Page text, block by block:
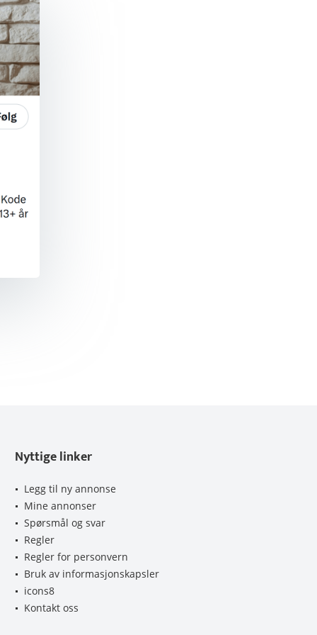
Nyttige linker
Legg til ny annonse
Mine annonser
Spørsmål og svar
Regler
Regler for personvern
Bruk av informasjonskapsler
icons8
Kontakt oss